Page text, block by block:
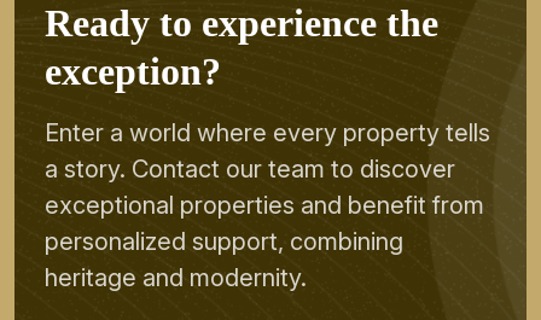
Ready to experience the
exception?
Enter a world where every property tells
a story. Contact our team to discover
exceptional properties and benefit from
personalized support, combining
heritage and modernity.